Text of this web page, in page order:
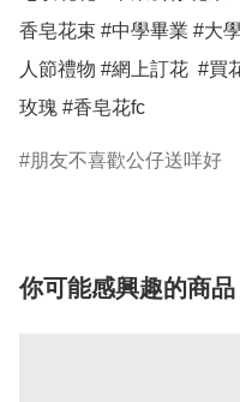
香皂花束 #中學畢業 #大
人節禮物 #網上訂花  #買
玫瑰 #香皂花fc
朋友不喜歡公仔送咩好
你可能感興趣的商品